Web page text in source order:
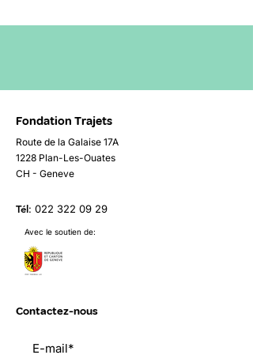
Fondation Trajets
Route de la Galaise 17A
1228 Plan-Les-Ouates
CH - Geneve
Tél: 022 322 09 29
Avec le soutien de:
Contactez-nous